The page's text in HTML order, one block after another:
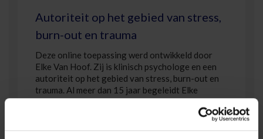
Autoriteit op het gebied van stress,
burn-out en trauma
Deze online toepassing werd ontwikkeld door
Elke Van Hoof. Zij is klinisch psychologe en een
autoriteit op het gebied van stress, burn-out en
trauma. Al meer dan 15 jaar begeleidt Elke
mensen die lijden onder stress. Ze richtte Ally